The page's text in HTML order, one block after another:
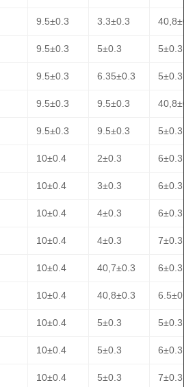
9.5±0.3 3.3±0.3
9.5±0.3 5±0.3 5±0.3
9.5±0.3 6.35±0.3 5±0.3
9.5±0.3 9.5±0.3
9.5±0.3 9.5±0.3 5±0.3
10±0.4 2±0.3 6±0.3
10±0.4 3±0.3 6±0.3
10±0.4 4±0.3 6±0.3
10±0.4 4±0.3 7±0.3
10±0.4 40,7±0.3 6±0.3
10±0.4 40,8±0.3 6.5±0.3
10±0.4 5±0.3 5±0.3
10±0.4 5±0.3 6±0.3
10±0.4 5±0.3 7±0.3